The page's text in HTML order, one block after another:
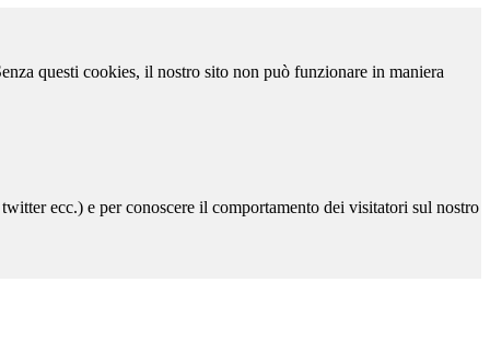
questi cookies, il nostro sito non può funzionare in maniera
ecc.) e per conoscere il comportamento dei visitatori sul nostro